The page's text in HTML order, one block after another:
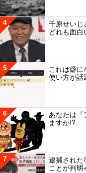
4
千原せいじ
どれも面白
5
これは癖
使い方が話
6
あなたは
ますか!?
7
逮捕された
ことが判